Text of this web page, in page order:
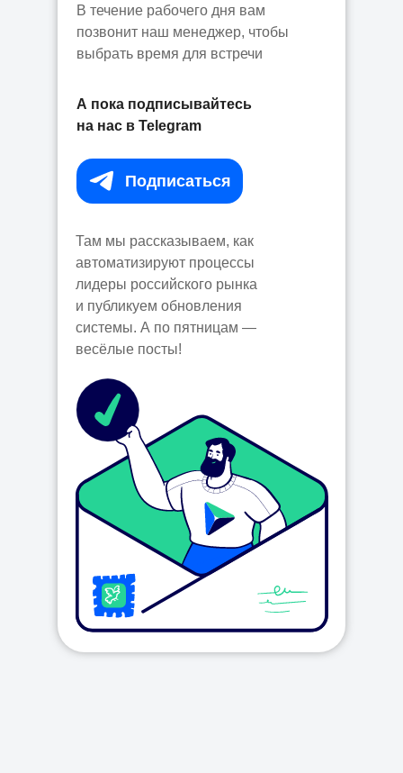
В течение рабочего дня вам
позвонит наш менеджер, чтобы
выбрать время для встречи
А пока подписывайтесь
на нас в Telegram
Там мы рассказываем, как
автоматизируют процессы
лидеры российского рынка
и публикуем обновления
системы. А по пятницам —
весёлые посты!
Подписаться⠀